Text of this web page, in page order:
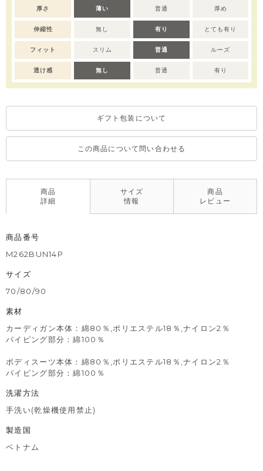
※デリケートな素材を使用しているため、乾燥機のご使用はお控
えいただくことをおすすめします。
※撮影･モニター環境等により実際の商品の色味と異なって見える
場合がございます。
※濃色部分は、摩擦や汗・雨などにより、他の衣類や下着、バッ
グ等に色移りする場合がございます。淡色のものとの組み合わせ
や着用の際は、十分ご注意ください。
整えてください。
厚さ 薄い 普通 厚め
伸縮性 無し 有り とても有り
フィット スリム 普通 ルーズ
透け感 無し 普通 有り
ギフト包装について
この商品について問い合わせる
商品
詳細
サイズ
情報
商品
レビュー
商品番号
M262BUN14P
サイズ
70/80/90
素材
カーディガン本体：綿80％,ポリエステル18％,ナイロン2％
パイピング部分：綿100％
ボディスーツ本体：綿80％,ポリエステル18％,ナイロン2％
パイピング部分：綿100％
洗濯方法
手洗い(乾燥機使用禁止)
製造国
ベトナム